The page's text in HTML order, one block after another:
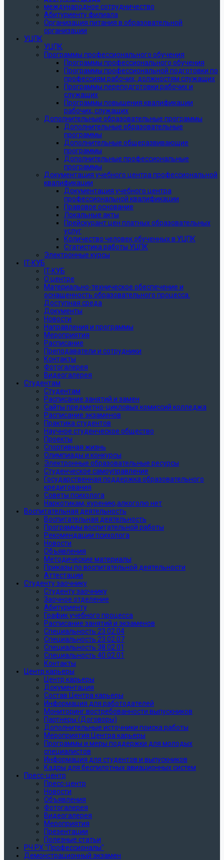
международное сотрудничество
Абитуриенту филиала
Организация питания в образовательной
организации
УЦПК
УЦПК
Программы профессионального обучения
Программы профессионального обучения
Программы профессиональной подготовки по
профессиям рабочих, должностям служащих
Программы переподготовки рабочих и
служащих
Программы повышения квалификации
рабочих, служащих
Дополнительные образовательные программы
Дополнительные образовательные
программы
Дополнительные общеразвивающие
программы
Дополнительные профессиональные
программы
Документация учебного центра профессиональной
квалификации
Документация учебного центра
профессиональной квалификации
Правовое основание
Локальные акты
Прейскурант цен платных образовательных
услуг
Количество человек обученных в УЦПК
Статистика работы УЦПК
Электронные курсы
IT-КУБ
IT-КУБ
О центре
Материально-техническое обеспечение и
оснащенность образовательного процесса.
Доступная среда
Документы
Новости
Направления и программы
Мероприятия
Расписание
Преподаватели и сотрудники
Контакты
Фотогалерея
Видеогалерея
Студентам
Студентам
Расписание занятий и замен
Сайты предметно-цикловых комиссий колледжа
Расписание экзаменов
Практика студентов
Научное студенческое общество
Проекты
Спортивная жизнь
Олимпиады и конкурсы
Электронные образовательные ресурсы
Студенческое самоуправление
Государственная поддержка образовательного
кредитования
Советы психолога
Наркотикам, курению,алкоголю нет
Воспитательная деятельность
Воспитательная деятельность
Программы воспитательной работы
Рекомендации психолога
Новости
Объявления
Методические материалы
Приказы по воспитательной деятельности
Аттестации
Студенту заочнику
Студенту заочнику
Заочное отделение
Абитуриенту
График учебного процесса
Расписание занятий и экзаменов
Специальность 23.02.04
Специальность 23.02.07
Специальность 38.02.01
Специальность 40.02.01
Контакты
Центр карьеры
Центр карьеры
Документация
Состав Центра карьеры
Информация для работодателей
Мониторинг востребованности выпускников
Партнеры (Договоры)
Дополнительные источники поиска работы
Мероприятия Центра карьеры
Программы и меры поддержки для молодых
специалистов
Информация для студентов и выпускников
Кадры для беспилотных авиационных систем
Пресс-центр
Пресс-центр
Новости
Объявления
Фотогалерея
Видеогалерея
Мероприятия
Презентации
Полезные статьи
РЧ РХ "Профессионалы"
Демонстрационный экзамен